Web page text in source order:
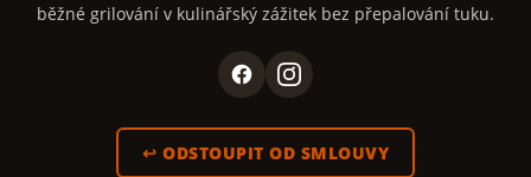
běžné grilování v kulinářský zážitek bez přepalování tuku.
↩ ODSTOUPIT OD SMLOUVY